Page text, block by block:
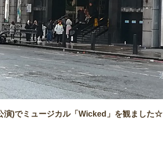
演)でミュージカル「Wicked」を観ました☆